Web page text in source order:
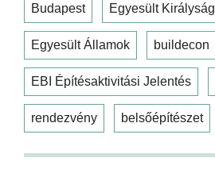
Budapest Egyesült Királyság
Egyesült Államok buildecon
EBI Építésaktivitási Jelentés
rendezvény belsőépítészet